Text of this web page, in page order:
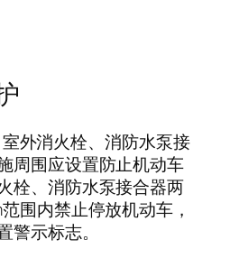
室外消火栓、消防水泵接
周围应设置防止机动车
栓、消防水泵接合器两
围内禁止停放机动车，
警示标志。